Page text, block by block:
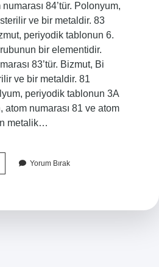
84’tür. Polonyum,
ve bir metaldir. 83
periyodik tablonun 6.
bir elementidir.
83’tür. Bizmut, Bi
ve bir metaldir. 81
periyodik tablonun 3A
atom numarası 81 ve atom
metalik…
Yorum Bırak